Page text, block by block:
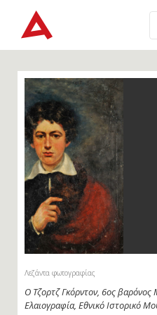
Λεζάντα φωτογραφίας
Σκηνή από θεατρική
αναπαριστά τον θάνατο του